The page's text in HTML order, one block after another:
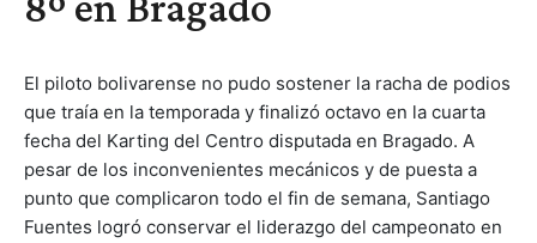
El piloto bolivarense no pudo sostener la racha de podios
que traía en la temporada y finalizó octavo en la cuarta
fecha del Karting del Centro disputada en Bragado. A
pesar de los inconvenientes mecánicos y de puesta a
punto que complicaron todo el fin de semana, Santiago
Fuentes logró conservar el liderazgo del campeonato en